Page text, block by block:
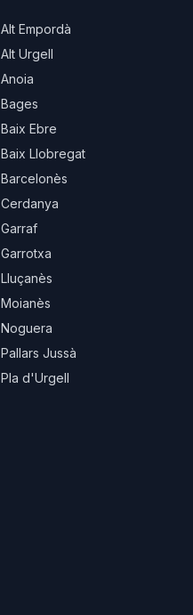
Alt Empordà
Alt Urgell
Anoia
Bages
Baix Ebre
Baix Llobregat
Barcelonès
Cerdanya
Garraf
Garrotxa
Lluçanès
Moianès
Noguera
Pallars Jussà
Pla d'Urgell